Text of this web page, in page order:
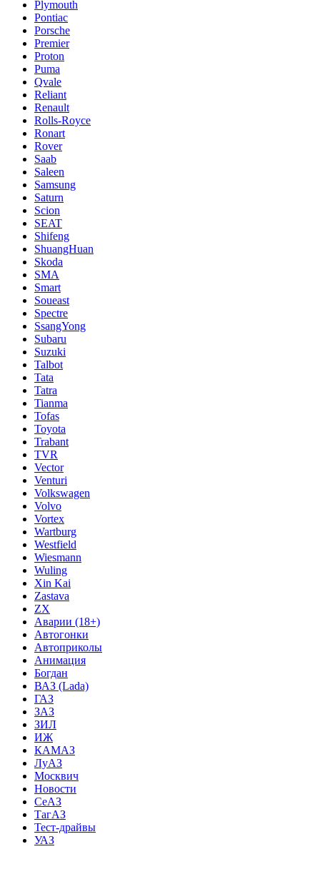
Plymouth
Pontiac
Porsche
Premier
Proton
Puma
Qvale
Reliant
Renault
Rolls-Royce
Ronart
Rover
Saab
Saleen
Samsung
Saturn
Scion
SEAT
Shifeng
ShuangHuan
Skoda
SMA
Smart
Soueast
Spectre
SsangYong
Subaru
Suzuki
Talbot
Tata
Tatra
Tianma
Tofas
Toyota
Trabant
TVR
Vector
Venturi
Volkswagen
Volvo
Vortex
Wartburg
Westfield
Wiesmann
Wuling
Xin Kai
Zastava
ZX
Аварии (18+)
Автогонки
Автоприколы
Анимация
Богдан
ВАЗ (Lada)
ГАЗ
ЗАЗ
ЗИЛ
ИЖ
КАМАЗ
ЛуАЗ
Москвич
Новости
СеАЗ
ТагАЗ
Тест-драйвы
УАЗ